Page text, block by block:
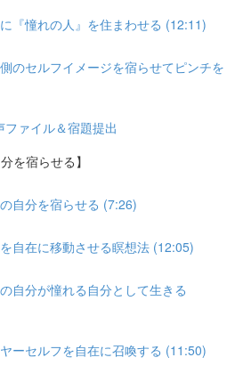
『憧れの人』を住まわせる (12:11)
のセルフイメージを宿らせてピンチを
ァイル＆宿題提出
を宿らせる】
自分を宿らせる (7:26)
自在に移動させる瞑想法 (12:05)
自分が憧れる自分として生きる
ーセルフを自在に召喚する (11:50)